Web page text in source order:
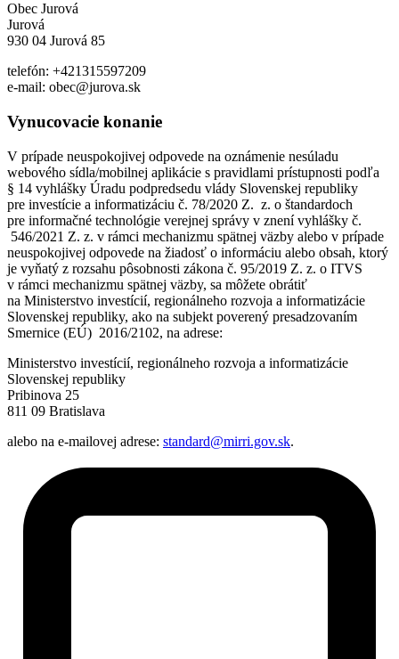
Obec Jurová
Jurová
930 04 Jurová 85
telefón: +421315597209
e-mail: obec@jurova.sk
Vynucovacie konanie
V prípade neuspokojivej odpovede na oznámenie nesúladu
webového sídla/mobilnej aplikácie s pravidlami prístupnosti podľa
§ 14 vyhlášky Úradu podpredsedu vlády Slovenskej republiky
pre investície a informatizáciu č. 78/2020 Z. z. o štandardoch
pre informačné technológie verejnej správy v znení vyhlášky č.
546/2021 Z. z. v rámci mechanizmu spätnej väzby alebo v prípade
neuspokojivej odpovede na žiadosť o informáciu alebo obsah, ktorý
je vyňatý z rozsahu pôsobnosti zákona č. 95/2019 Z. z. o ITVS
v rámci mechanizmu spätnej väzby, sa môžete obrátiť
na Ministerstvo investícií, regionálneho rozvoja a informatizácie
Slovenskej republiky, ako na subjekt poverený presadzovaním
Smernice (EÚ) 2016/2102, na adrese:
Ministerstvo investícií, regionálneho rozvoja a informatizácie
Slovenskej republiky
Pribinova 25
811 09 Bratislava
alebo na e-mailovej adrese: standard@mirri.gov.sk.